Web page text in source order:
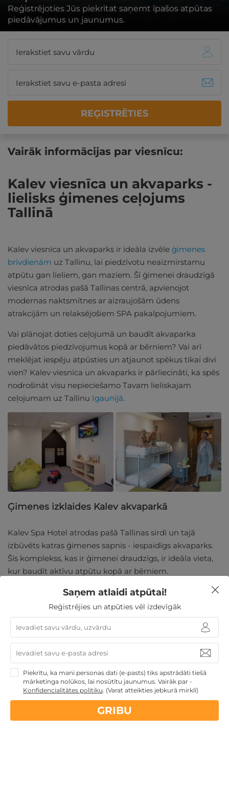
Reģistrējoties Jūs piekrītat saņemt īpašos atpūtas
piedāvājumus un jaunumus.
REĢISTRĒTIES
Vairāk informācijas par viesnīcu:
Kalev viesnīca un akvaparks -
lielisks ģimenes ceļojums
Tallinā
Kalev viesnīca un akvaparks ir ideāla izvēle ģimenes
brīvdienām uz Tallinu, lai piedzīvotu neaizmirstamu
atpūtu gan lieliem, gan maziem. Šī ģimenei draudzīgā
viesnīca atrodas pašā Tallinas centrā, apvienojot
modernas naktsmītnes ar aizraujošām ūdens
atrakcijām un relaksējošiem SPA pakalpojumiem.
Vai plānojat doties ceļojumā un baudīt akvaparka
piedāvātos piedzīvojumus kopā ar bērniem? Vai arī
meklējat iespēju atpūsties un atjaunot spēkus tikai divi
vien? Kalev viesnīca un akvaparks ir pārliecināti, ka spēs
nodrošināt visu nepieciešamo Tavam lieliskajam
ceļojumam uz Tallinu Igaunijā.
Ģimenes izklaides Kalev akvaparkā
Kalev Spa Hotel atrodas pašā Tallinas sirdī un tajā
izbūvēts katras ģimenes sapnis - iespaidīgs akvaparks.
Šīs komplekss, kas ir ģimenei draudzīgs, ir ideāla vieta,
kur baudīt aktīvu atpūtu kopā ar bērniem.
Tallinas akvaparkā ir daudz dažādu atrakciju un ūdens
prieku piemērotu visiem vecumiem. Bērni būs sajūsmā
par akvaparka piedāvātajām atrakcijām, bet vecāki
varēs baudīt mierīgu peldi vai atpūtu saunā un džakūzī.
Kalev Spa Hotel piedāvā arī īpašas ģimenes
piedāvājumu ceļazīmes, kas padara šo viesnīcu par
labāko izvēli, plānojot atpūtu ar ģimeni.
Relaksējoši SPA pakalpojumi
Saņem atlaidi atpūtai!
Reģistrējies un atpūties vēl izdevīgāk
Piekrītu, ka mani personas dati (e-pasts) tiks apstrādāti tiešā
mārketinga nolūkos, lai nosūtītu jaunumus. Vairāk par -
Konfidencialitātes politiku. (Varat atteikties jebkurā mirklī)
GRIBU